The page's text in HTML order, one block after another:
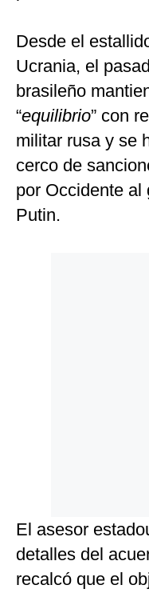
Desde el
Ucrania, el
brasileño
“equilibrio” con
militar rusa y se
cerco de
por Occidente al
Putin.
El asesor
detalles del
recalcó que el